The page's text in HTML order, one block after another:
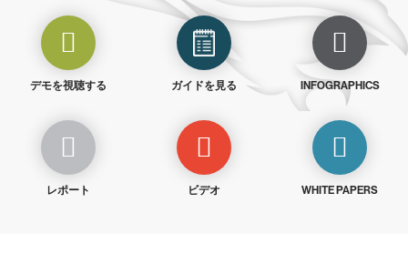
デモを視聴する ガイドを見る INFOGRAPHICS
レポート ビデオ WHITE PAPERS